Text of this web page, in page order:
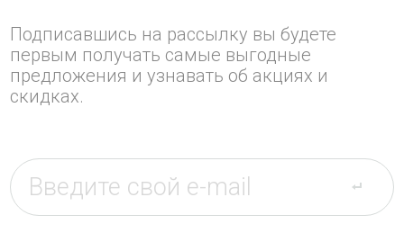
Подписавшись на рассылку вы будете
первым получать самые выгодные
предложения и узнавать об акциях и
скидках.